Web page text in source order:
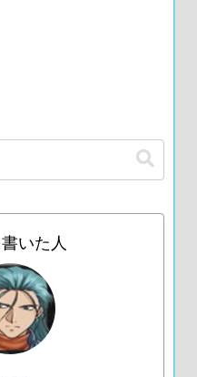
いた人